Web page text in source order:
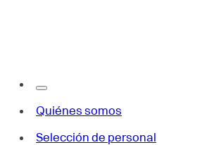
Quiénes somos
Selección de personal